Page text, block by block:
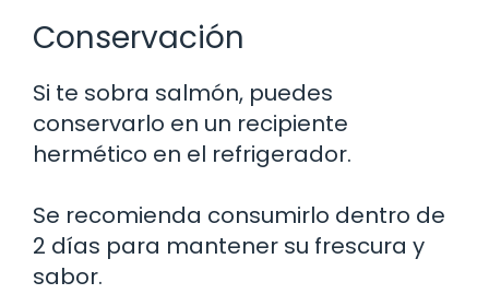
Conservación
Si te sobra salmón, puedes
conservarlo en un recipiente
hermético en el refrigerador.
Se recomienda consumirlo dentro de
2 días para mantener su frescura y
sabor.